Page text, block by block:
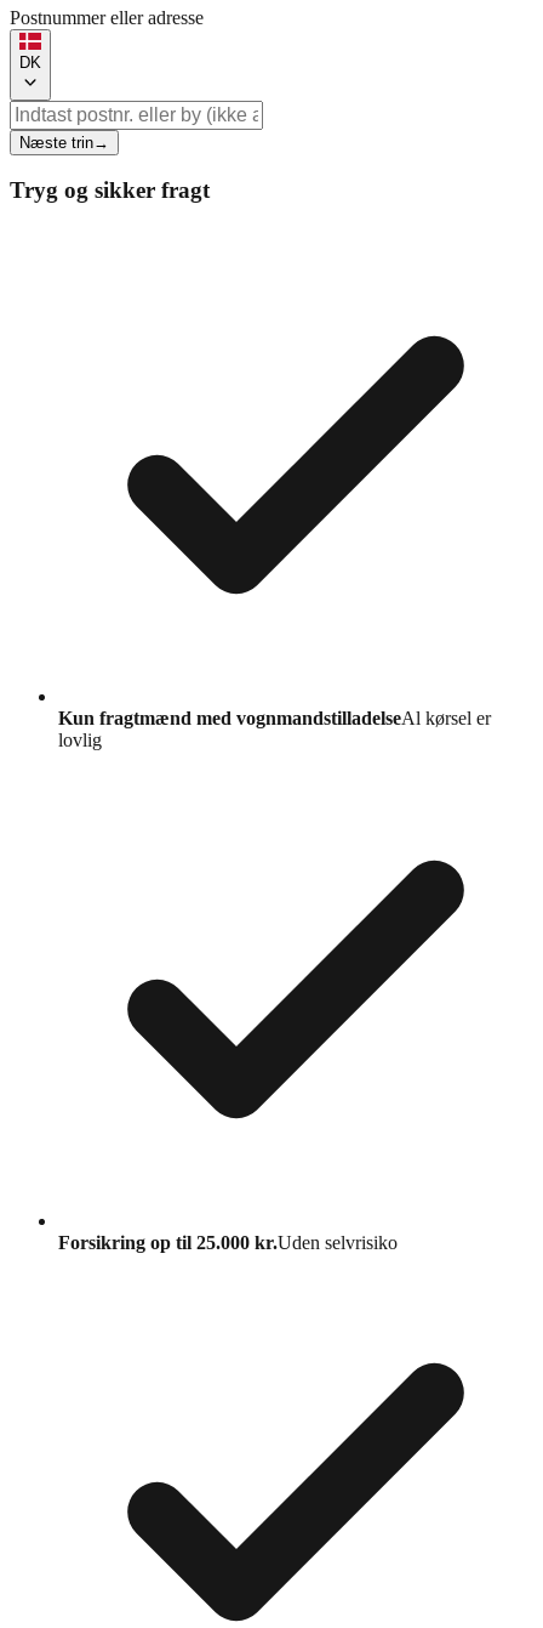
Postnummer eller adresse
DK
Næste trin→
Tryg og sikker fragt
Kun fragtmænd med vognmandstilladelseAl kørsel er
lovlig
Forsikring op til 25.000 kr.Uden selvrisiko